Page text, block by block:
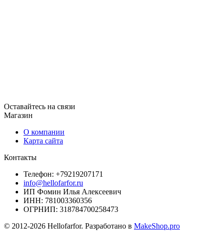
Оставайтесь на связи
Магазин
О компании
Карта сайта
Контакты
Телефон: +79219207171
info@hellofarfor.ru
ИП Фомин Илья Алексеевич
ИНН: 781003360356
ОГРНИП: 318784700258473
© 2012-2026 Hellofarfor. Разработано в MakeShop.pro